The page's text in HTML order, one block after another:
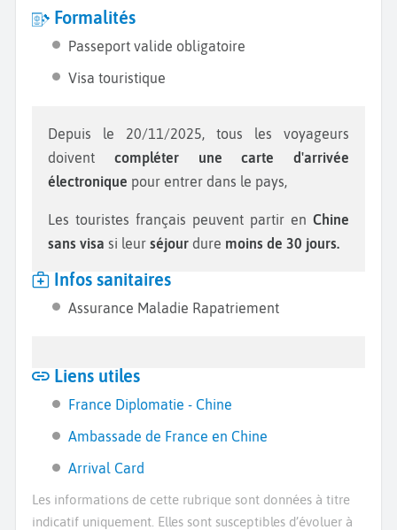
Formalités
Passeport valide obligatoire
Visa touristique
Depuis le 20/11/2025, tous les voyageurs
doivent compléter une carte d'arrivée
électronique pour entrer dans le pays,
Les touristes français peuvent partir en Chine
sans visa si leur séjour dure moins de 30 jours.
Infos sanitaires
Assurance Maladie Rapatriement
Liens utiles
France Diplomatie - Chine
Ambassade de France en Chine
Arrival Card
Les informations de cette rubrique sont données à titre
indicatif uniquement. Elles sont susceptibles d’évoluer à